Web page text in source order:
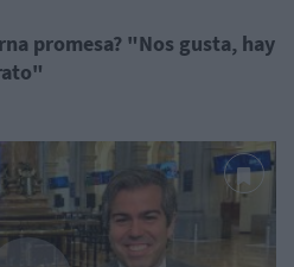
promesa? "Nos gusta, hay